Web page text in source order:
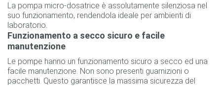
La pompa micro-dosatrice è assolutamente silenziosa nel
suo funzionamento, rendendola ideale per ambienti di
laboratorio.
Funzionamento a secco sicuro e facile
manutenzione
Le pompe hanno un funzionamento sicuro a secco ed una
facile manutenzione. Non sono presenti guarnizioni o
pacchetti. Questo garantisce la massima sicurezza del